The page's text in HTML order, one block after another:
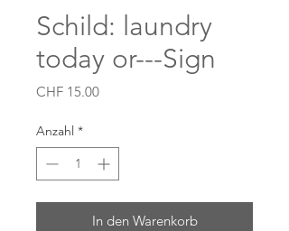
Schild: laundry
today or---Sign
CHF 15.00Preis
Anzahl *
In den Warenkorb